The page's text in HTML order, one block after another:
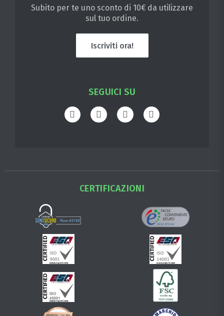
Subito per te uno sconto di 10€ da utilizzare
sul tuo ordine.
Iscriviti ora!
SEGUICI SU
CERTIFICAZIONI